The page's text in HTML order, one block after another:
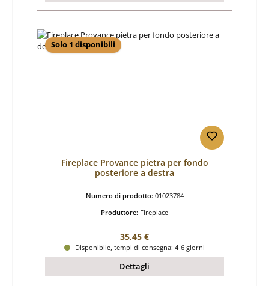
Solo 1 disponibili
Fireplace Provance pietra per fondo
posteriore a destra
Numero di prodotto: 01023784
Produttore: Fireplace
Prezzo normale:
35,45 €
Disponibile, tempi di consegna: 4-6 giorni
Dettagli